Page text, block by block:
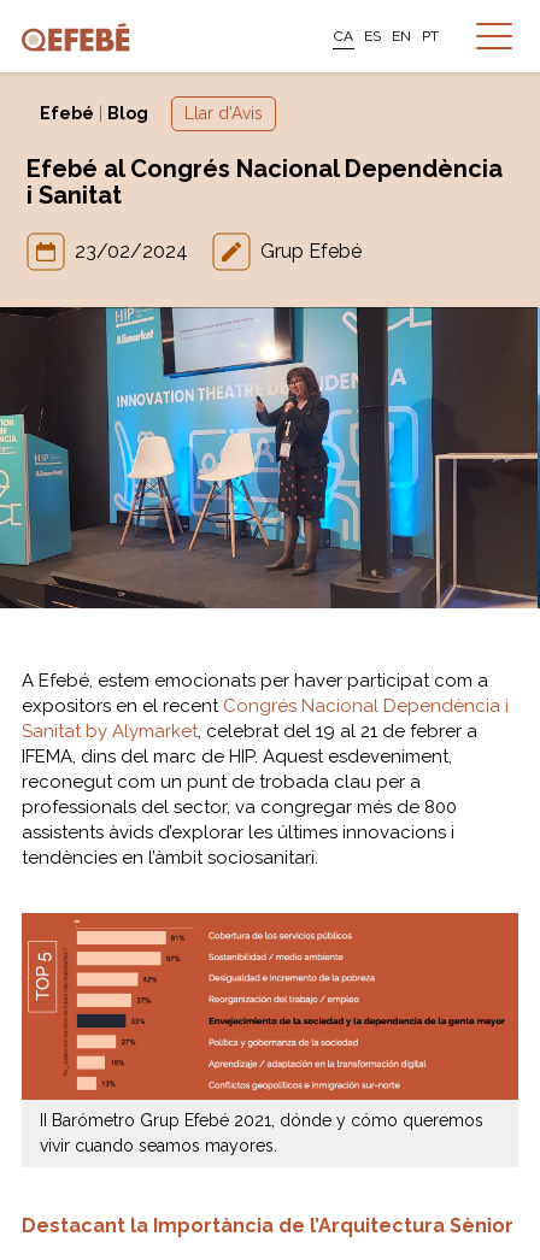
CA ES EN PT
Efebé Blog Llar d'Avis
Efebé al Congrés Nacional Dependència
i Sanitat
23/02/2024 Grup Efebé
A Efebé, estem emocionats per haver participat com a
expositors en el recent Congrés Nacional Dependència i
Sanitat by Alymarket, celebrat del 19 al 21 de febrer a
IFEMA, dins del marc de HIP. Aquest esdeveniment,
reconegut com un punt de trobada clau per a
professionals del sector, va congregar més de 800
assistents àvids d’explorar les últimes innovacions i
tendències en l’àmbit sociosanitari.
II Barómetro Grup Efebé 2021, dónde y cómo queremos
vivir cuando seamos mayores.
Destacant la Importància de l’Arquitectura Sènior